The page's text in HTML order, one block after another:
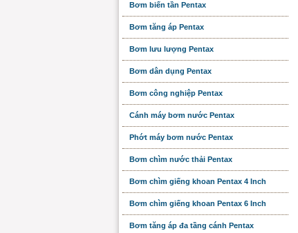
Bơm biến tần Pentax
Bơm tăng áp Pentax
Bơm lưu lượng Pentax
Bơm dân dụng Pentax
Bơm công nghiệp Pentax
Cánh máy bơm nước Pentax
Phớt máy bơm nước Pentax
Bơm chìm nước thải Pentax
Bơm chìm giếng khoan Pentax 4 Inch
Bơm chìm giếng khoan Pentax 6 Inch
Bơm tăng áp đa tầng cánh Pentax